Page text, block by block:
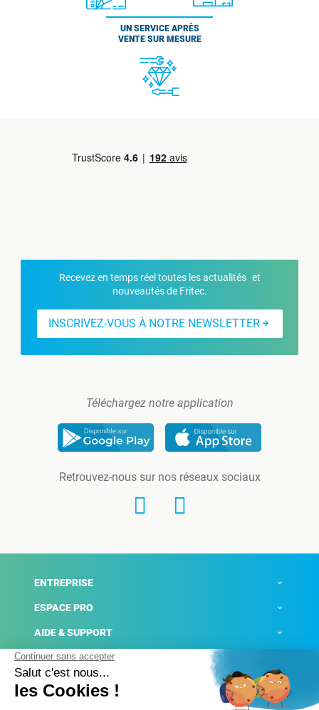
UN SERVICE APRÈS
VENTE SUR MESURE
Recevez en temps réel toutes les actualités et
nouveautés de Fritec.
INSCRIVEZ-VOUS À NOTRE NEWSLETTER
Téléchargez notre application
Retrouvez-nous sur nos réseaux sociaux
ENTREPRISE
ESPACE PRO
AIDE & SUPPORT
ACTUALITÉS